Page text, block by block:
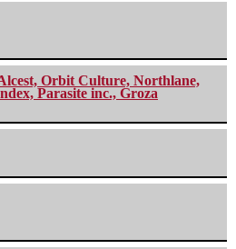
Orbit Culture, Northlane,
Parasite inc., Groza